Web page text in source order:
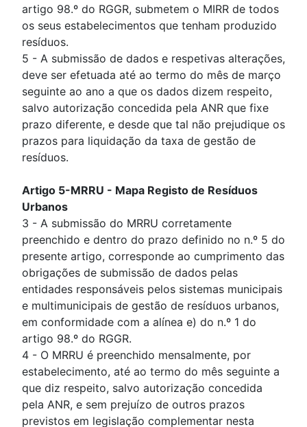
artigo 98.º do RGGR, submetem o MIRR de todos
os seus estabelecimentos que tenham produzido
resíduos.
5 - A submissão de dados e respetivas alterações,
deve ser efetuada até ao termo do mês de março
seguinte ao ano a que os dados dizem respeito,
salvo autorização concedida pela ANR que fixe
prazo diferente, e desde que tal não prejudique os
prazos para liquidação da taxa de gestão de
resíduos.
Artigo 5-MRRU - Mapa Registo de Resíduos
Urbanos
3 - A submissão do MRRU corretamente
preenchido e dentro do prazo definido no n.º 5 do
presente artigo, corresponde ao cumprimento das
obrigações de submissão de dados pelas
entidades responsáveis pelos sistemas municipais
e multimunicipais de gestão de resíduos urbanos,
em conformidade com a alínea e) do n.º 1 do
artigo 98.º do RGGR.
4 - O MRRU é preenchido mensalmente, por
estabelecimento, até ao termo do mês seguinte a
que diz respeito, salvo autorização concedida
pela ANR, e sem prejuízo de outros prazos
previstos em legislação complementar nesta